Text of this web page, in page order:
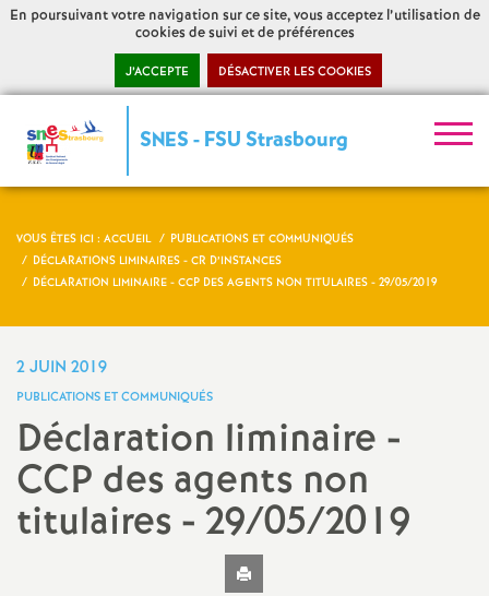
En poursuivant votre navigation sur ce site, vous acceptez l’utilisation de
cookies de suivi et de préférences
J’ACCEPTE DÉSACTIVER LES COOKIES
SNES - FSU Strasbourg
y
n
d
a
t
VOUS ÊTES ICI : ACCUEIL
PUBLICATIONS ET COMMUNIQUÉS
DÉCLARATIONS LIMINAIRES - CR D’INSTANCES
DÉCLARATION LIMINAIRE - CCP DES AGENTS NON TITULAIRES - 29/05/2019
2 JUIN 2019
PUBLICATIONS ET COMMUNIQUÉS
Déclaration liminaire -
CCP des agents non
titulaires - 29/05/2019
Imprimer
l'article